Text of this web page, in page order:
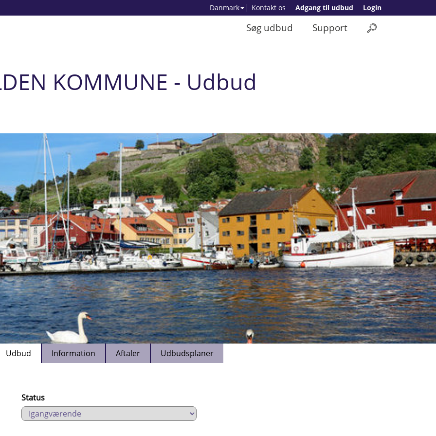
Login
Adgang til udbud
Kontakt os
Danmark
Support
Søg udbud
KOMMUNE - Udbud
Udbud Information Aftaler Udbudsplaner
Status